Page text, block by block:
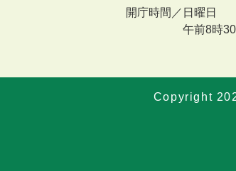
開庁時間／ 日曜日
午前8時
Copyright